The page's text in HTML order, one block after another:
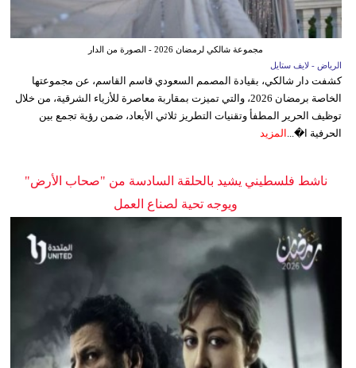
مجموعة شالكي لرمضان 2026 - الصورة من الدار
الرياض - لايف ستايل
كشفت دار شالكي، بقيادة المصمم السعودي قاسم القاسم، عن مجموعتها
الخاصة برمضان 2026، والتي تميزت بمقاربة معاصرة للأزياء الشرقية، من خلال
توظيف الحرير المطفأ وتقنيات التطريز ثلاثي الأبعاد، ضمن رؤية تجمع بين
الحرفية ا�... المزيد
ناشط فلسطيني يشيد بالحلقة السادسة من "صحاب الأرض"
ويوجه تحية لصناع العمل